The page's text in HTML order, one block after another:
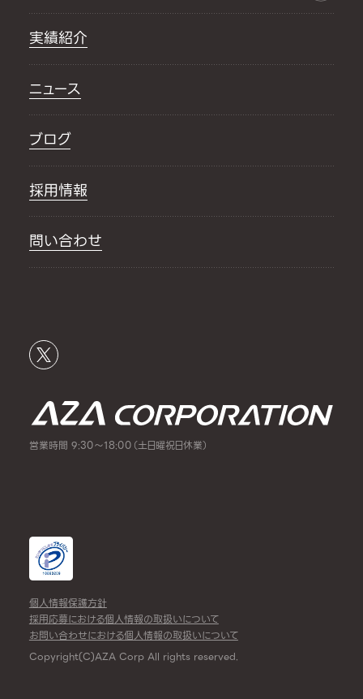
実績紹介
ニュース
ブログ
採用情報
問い合わせ
営業時間 9:30～18:00（土日曜祝日休業）
個人情報保護方針
採用応募における個人情報の取扱いについて
お問い合わせにおける個人情報の取扱いについて
Copyright(C)AZA Corp All rights reserved.